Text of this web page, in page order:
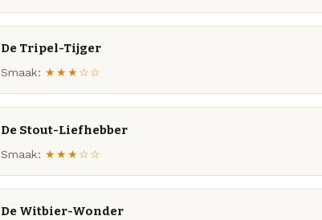
De Tripel-Tijger
Smaak: ★★★☆☆
De Stout-Liefhebber
Smaak: ★★★☆☆
De Witbier-Wonder